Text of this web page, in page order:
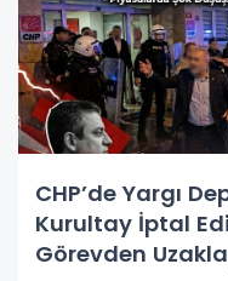
CHP’de Yargı
Kurultay İptal
Görevden